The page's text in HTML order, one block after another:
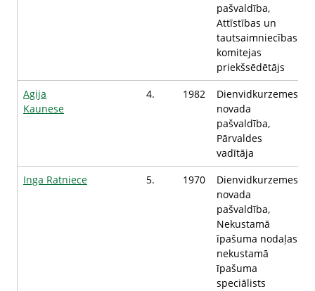
pašvaldība,
Attīstības un
tautsaimniecības
komitejas
priekšsēdētājs
Agija
Kaunese
4. 1982
Dienvidkurzemes
novada
pašvaldība,
Pārvaldes
vadītāja
Inga Ratniece
5. 1970
Dienvidkurzemes
novada
pašvaldība,
Nekustamā
īpašuma nodaļas
nekustamā
īpašuma
speciālists